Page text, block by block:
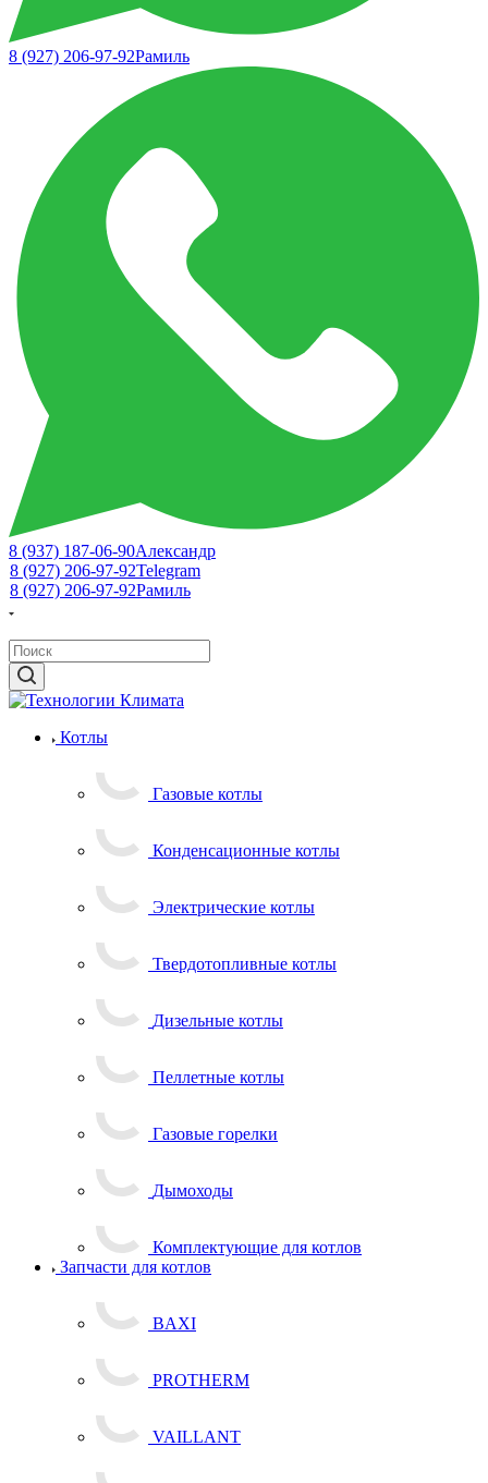
8 (927) 206-97-92Рамиль
8 (937) 187-06-90Александр
8 (927) 206-97-92Telegram
8 (927) 206-97-92Рамиль
Котлы
Газовые котлы
Конденсационные котлы
Электрические котлы
Твердотопливные котлы
Дизельные котлы
Пеллетные котлы
Газовые горелки
Дымоходы
Комплектующие для котлов
Запчасти для котлов
BAXI
PROTHERM
VAILLANT